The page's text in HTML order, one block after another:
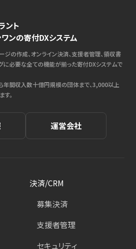
ント
ンの寄付DXシステム
ジの作成、オンライン決済、支援者管理、領収書
に必要な全ての機能が揃った寄付DXシステムで
年間収入数十億円規模の団体まで、3,000以上
。
運営会社
決済/CRM
募集決済
支援者管理
セキュリティ